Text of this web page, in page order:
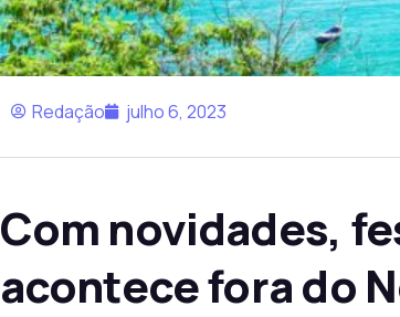
Redação julho 6, 2023
Com novidades,
acontece fora do